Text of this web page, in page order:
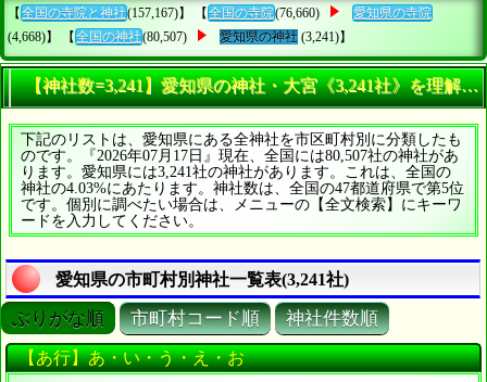
【 全国の寺院と神社(157,167)】 【 全国の寺院(76,660)
愛知県の寺院
(4,668)】 【 全国の神社(80,507) 愛知県の神社 (3,241)】
【神社数=3,241】愛知県の神社・大宮《3,241社》を理解す
下記のリストは、愛知県にある全神社を市区町村別に分類したも
のです。『2026年07月17日』現在、全国には80,507社の神社があ
ります。愛知県には3,241社の神社があります。これは、全国の
神社の4.03%にあたります。神社数は、全国の47都道府県で第5位
です。個別に調べたい場合は、メニューの【全文検索】にキーワ
ードを入力してください。
愛知県の市町村別神社一覧表(3,241社)
ぶりがな順 市町村コード順 神社件数順
【あ行】あ・い・う・え・お